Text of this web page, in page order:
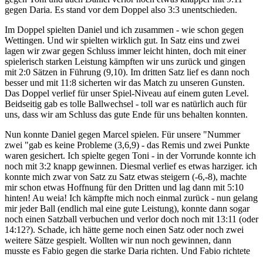
gegen Daria. Es stand vor dem Doppel also 3:3 unentschieden.
Im Doppel spielten Daniel und ich zusammen - wie schon gegen
Wettingen. Und wir spielten wirklich gut. In Satz eins und zwei
lagen wir zwar gegen Schluss immer leicht hinten, doch mit einer
spielerisch starken Leistung kämpften wir uns zurück und gingen
mit 2:0 Sätzen in Führung (9,10). Im dritten Satz lief es dann noch
besser und mit 11:8 sicherten wir das Match zu unseren Gunsten.
Das Doppel verlief für unser Spiel-Niveau auf einem guten Level.
Beidseitig gab es tolle Ballwechsel - toll war es natürlich auch für
uns, dass wir am Schluss das gute Ende für uns behalten konnten.
Nun konnte Daniel gegen Marcel spielen. Für unsere "Nummer
zwei "gab es keine Probleme (3,6,9) - das Remis und zwei Punkte
waren gesichert. Ich spielte gegen Toni - in der Vorrunde konnte ich
noch mit 3:2 knapp gewinnen. Diesmal verlief es etwas harziger. ich
konnte mich zwar von Satz zu Satz etwas steigern (-6,-8), machte
mir schon etwas Hoffnung für den Dritten und lag dann mit 5:10
hinten! Au weia! Ich kämpfte mich noch einmal zurück - nun gelang
mir jeder Ball (endlich mal eine gute Leistung), konnte dann sogar
noch einen Satzball verbuchen und verlor doch noch mit 13:11 (oder
14:12?). Schade, ich hätte gerne noch einen Satz oder noch zwei
weitere Sätze gespielt. Wollten wir nun noch gewinnen, dann
musste es Fabio gegen die starke Daria richten. Und Fabio richtete